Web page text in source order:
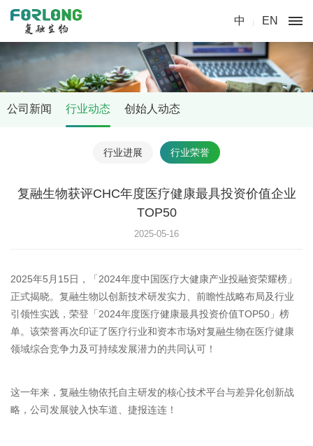
中 EN
公司新闻 行业动态 创始人动态
行业进展 行业荣誉
复融生物获评CHC年度医疗健康最具投资价值企业
TOP50
2025-05-16
2025年5月15日，「2024年度中国医疗大健康产业投融资荣耀榜」
正式揭晓。复融生物以创新技术研发实力、前瞻性战略布局及行业
引领性实践，荣登「2024年度医疗健康最具投资价值TOP50」榜
单。该荣誉再次印证了医疗行业和资本市场对复融生物在医疗健康
领域综合竞争力及可持续发展潜力的共同认可！
这一年来，复融生物依托自主研发的核心技术平台与差异化创新战
略，公司发展驶入快车道、捷报连连！